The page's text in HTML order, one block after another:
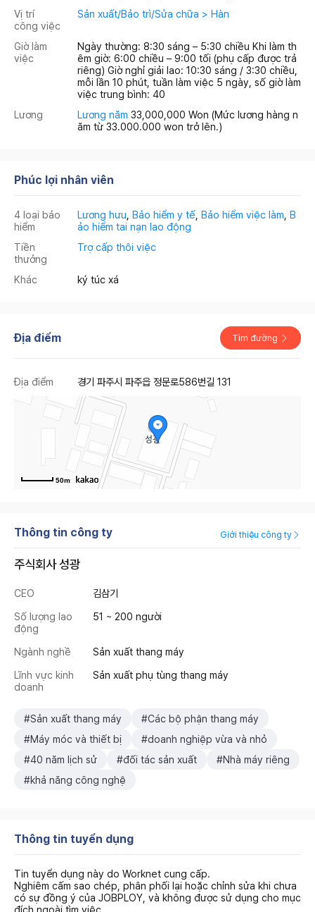
Vị trí
công việc
Sản xuất/Bảo trì/Sửa chữa > Hàn
Giờ làm
việc
Ngày thường: 8:30 sáng – 5:30 chiều Khi làm th
êm giờ: 6:00 chiều – 9:00 tối (phụ cấp được trả
riêng) Giờ nghỉ giải lao: 10:30 sáng / 3:30 chiều,
mỗi lần 10 phút, tuần làm việc 5 ngày, số giờ làm
việc trung bình: 40
Lương
Lương năm 33,000,000 Won (Mức lương hàng n
ăm từ 33.000.000 won trở lên.)
Phúc lợi nhân viên
4 loại bảo
hiểm
Lương hưu Bảo hiểm y tế Bảo hiểm việc làm B
ảo hiểm tai nạn lao động
Tiền
thưởng
Trợ cấp thôi việc
Khác ký túc xá
Địa điểm Tìm đường
Địa điểm 경기 파주시 파주읍 정문로586번길 131
50m
Thông tin công ty Giới thiệu công ty
주식회사 성광
CEO
김삼기
Số lượng lao
động
51 ~ 200 người
Ngành nghề
Sản xuất thang máy
Lĩnh vực kinh
doanh
Sản xuất phụ tùng thang máy
#Sản xuất thang máy
#Các bộ phận thang máy
#Máy móc và thiết bị
#doanh nghiệp vừa và nhỏ
#40 năm lịch sử
#đối tác sản xuất
#Nhà máy riêng
#khả năng công nghệ
Thông tin tuyển dụng
Tin tuyển dụng này do Worknet cung cấp.
Nghiêm cấm sao chép, phân phối lại hoặc chỉnh sửa khi chưa
có sự đồng ý của JOBPLOY, và không được sử dụng cho mục
đích ngoài tìm việc.